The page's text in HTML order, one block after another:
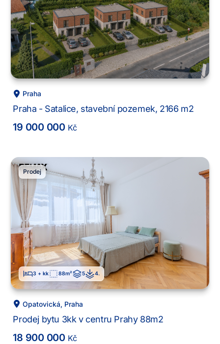
Praha
Praha - Satalice, stavební pozemek, 2166 m2
19 000 000 Kč
Prodej
3 + kk 88m² 5 4.
Opatovická, Praha
Prodej bytu 3kk v centru Prahy 88m2
18 900 000 Kč